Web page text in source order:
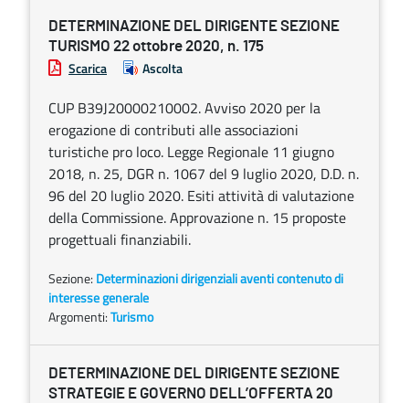
DETERMINAZIONE DEL DIRIGENTE SEZIONE
TURISMO 22 ottobre 2020, n. 175
Scarica Ascolta
CUP B39J20000210002. Avviso 2020 per la
erogazione di contributi alle associazioni
turistiche pro loco. Legge Regionale 11 giugno
2018, n. 25, DGR n. 1067 del 9 luglio 2020, D.D. n.
96 del 20 luglio 2020. Esiti attività di valutazione
della Commissione. Approvazione n. 15 proposte
progettuali finanziabili.
Sezione: Determinazioni dirigenziali aventi contenuto di
interesse generale
Argomenti:Turismo
DETERMINAZIONE DEL DIRIGENTE SEZIONE
STRATEGIE E GOVERNO DELL’OFFERTA 20